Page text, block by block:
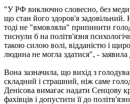
"У РФ виключно словесно, без
що стан його здоров'я
тоді не "вмовляли" припинити
тиснули б на політв'язня
такою силою волі, відданістю і
людина не могла здатися", - заявила
Вона зазначила, що вихід з
складний і страшний, ніж саме
Денісова вимагає надати Сенцову
фахівців і допустити її до